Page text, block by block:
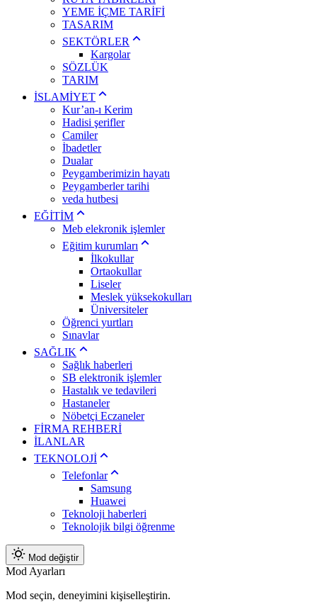
YEME İÇME TARİFİ
TASARIM
SEKTÖRLER
Kargolar
SÖZLÜK
TARIM
İSLAMİYET
Kur’an-ı Kerim
Hadisi şerifler
Camiler
İbadetler
Dualar
Peygamberimizin hayatı
Peygamberler tarihi
veda hutbesi
EĞİTİM
Meb elekronik işlemler
Eğitim kurumları
İlkokullar
Ortaokullar
Liseler
Meslek yüksekokulları
Üniversiteler
Öğrenci yurtları
Sınavlar
SAĞLIK
Sağlık haberleri
SB elektronik işlemler
Hastalık ve tedavileri
Hastaneler
Nöbetçi Eczaneler
FİRMA REHBERİ
İLANLAR
TEKNOLOJİ
Telefonlar
Samsung
Huawei
Teknoloji haberleri
Teknolojik bilgi öğrenme
Mod değiştir
Mod Ayarları
Mod seçin, deneyimini kişiselleştirin.